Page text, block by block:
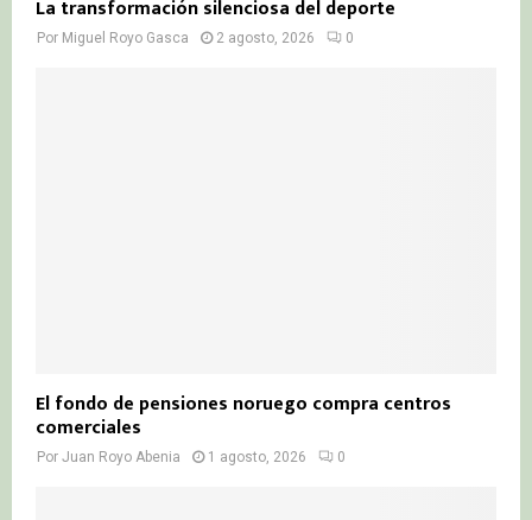
La transformación silenciosa del deporte
Por Miguel Royo Gasca 2 agosto, 2026 0
El fondo de pensiones noruego compra centros
comerciales
Por Juan Royo Abenia 1 agosto, 2026 0